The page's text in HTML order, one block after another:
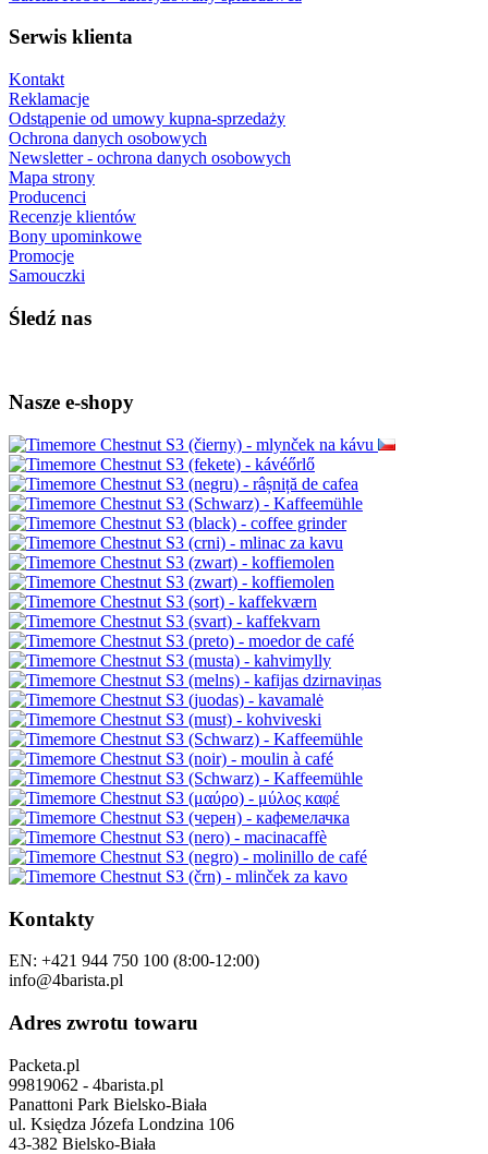
Serwis klienta
Kontakt
Reklamacje
Odstąpenie od umowy kupna-sprzedaży
Ochrona danych osobowych
Newsletter - ochrona danych osobowych
Mapa strony
Producenci
Recenzje klientów
Bony upominkowe
Promocje
Samouczki
Śledź nas
Nasze e-shopy
Kontakty
EN: +421 944 750 100 (8:00-12:00)
info@4barista.pl
Adres zwrotu towaru
Packeta.pl
99819062 - 4barista.pl
Panattoni Park Bielsko-Biała
ul. Księdza Józefa Londzina 106
43-382 Bielsko-Biała